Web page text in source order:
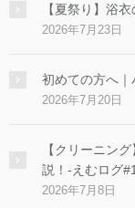
【夏祭り】浴
2026年7月23日
初めての方へ
2026年7月20日
【クリーニン
説！-えむログ
2026年7月8日